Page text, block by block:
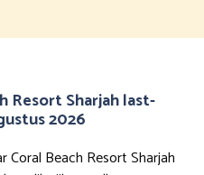
Resort Sharjah last-
2026
Coral Beach Resort Sharjah